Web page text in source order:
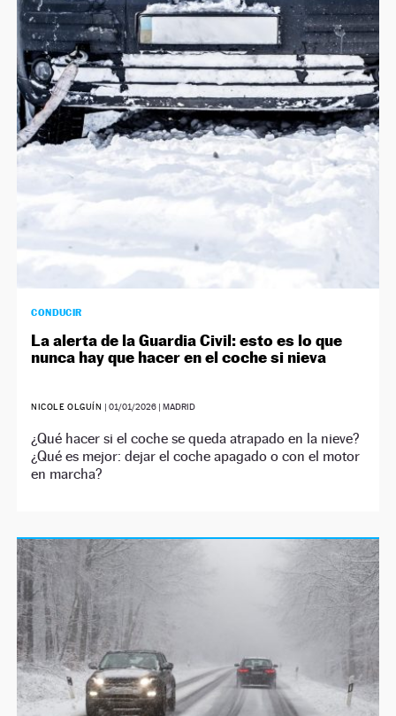
CONDUCIR
La alerta de la Guardia Civil: esto es lo que
nunca hay que hacer en el coche si nieva
NICOLE OLGUÍN | 01/01/2026| MADRID
¿Qué hacer si el coche se queda atrapado en la nieve?
¿Qué es mejor: dejar el coche apagado o con el motor
en marcha?